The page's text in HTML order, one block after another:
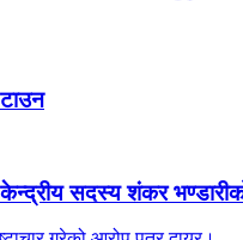
सदस्य शंकर